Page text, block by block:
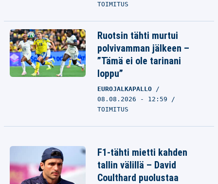
TOIMITUS
Ruotsin tähti murtui
polvivamman jälkeen –
”Tämä ei ole tarinani
loppu”
EUROJALKAPALLO
08.08.2026 - 12:59
TOIMITUS
F1-tähti mietti kahden
tallin välillä – David
Coulthard puolustaa